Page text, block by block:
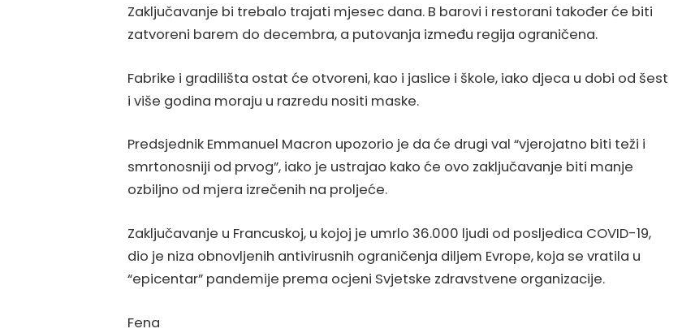
Zaključavanje bi trebalo trajati mjesec dana. B barovi i restorani također će biti
zatvoreni barem do decembra, a putovanja između regija ograničena.
Fabrike i gradilišta ostat će otvoreni, kao i jaslice i škole, iako djeca u dobi od šest
i više godina moraju u razredu nositi maske.
Predsjednik Emmanuel Macron upozorio je da će drugi val “vjerojatno biti teži i
smrtonosniji od prvog”, iako je ustrajao kako će ovo zaključavanje biti manje
ozbiljno od mjera izrečenih na proljeće.
Zaključavanje u Francuskoj, u kojoj je umrlo 36.000 ljudi od posljedica COVID-19,
dio je niza obnovljenih antivirusnih ograničenja diljem Evrope, koja se vratila u
“epicentar” pandemije prema ocjeni Svjetske zdravstvene organizacije.
Fena